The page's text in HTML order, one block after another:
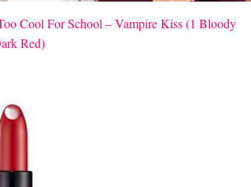
Cool For School – Vampire Kiss (1 Bloody
Red)